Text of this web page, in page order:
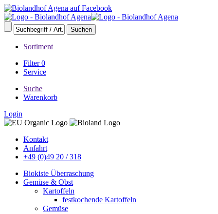
Sortiment
Filter 0
Service
Suche
Warenkorb
Login
Kontakt
Anfahrt
+49 (0)49 20 / 318
Biokiste Überraschung
Gemüse & Obst
Kartoffeln
festkochende Kartoffeln
Gemüse